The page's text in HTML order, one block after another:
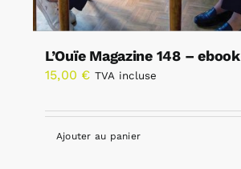
L’Ouïe Magazine 148 – ebook
15,00 € TVA incluse
Ajouter au panier